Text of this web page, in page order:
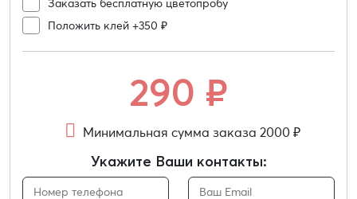
Заказать бесплатную цветопробу
Положить клей +350 ₽
290 ₽
Минимальная сумма заказа 2000 ₽
Укажите Ваши контакты: